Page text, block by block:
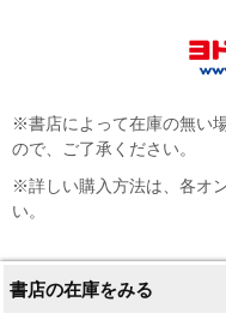
※書店によって在庫の無い
ので、ご了承ください。
※詳しい購入方法は、各オ
い。
書店の在庫をみる